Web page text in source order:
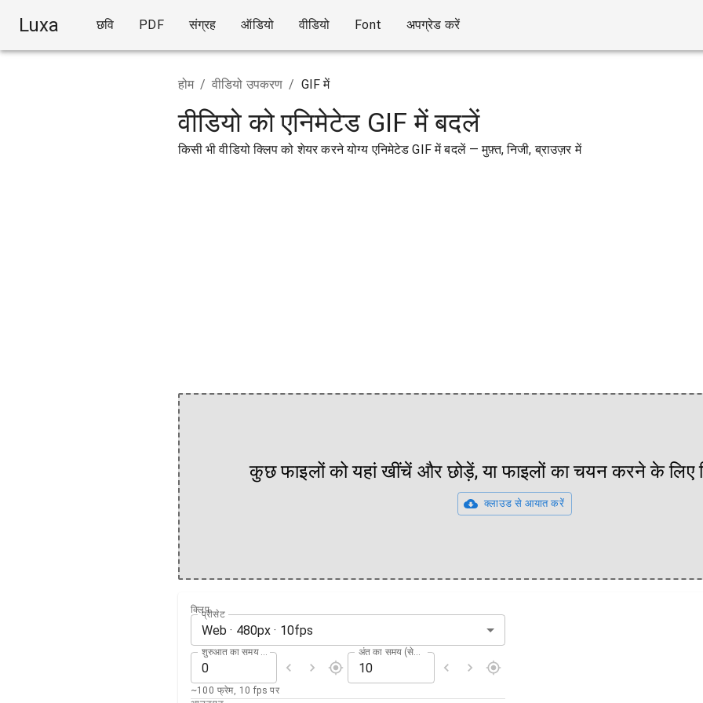
Luxa छवि PDF संग्रह ऑडियो वीडियो Font अपग्रेड करें
होम / वीडियो उपकरण / GIF में
वीडियो को एनिमेटेड GIF में बदलें
किसी भी वीडियो क्लिप को शेयर करने योग्य एनिमेटेड GIF में बदलें — मुफ़्त, निजी, ब्राउज़र में
कुछ फाइलों को यहां खींचें और छोड़ें, या फाइलों का चयन करने के लिए
क्लाउड से आयात करें
क्लिपप्रीसेट
Web · 480px · 10fps
~100 फ्रेम, 10 fps पर